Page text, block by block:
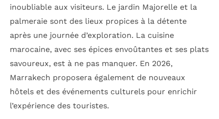
inoubliable aux visiteurs. Le jardin Majorelle et la
palmeraie sont des lieux propices à la détente
après une journée d’exploration. La cuisine
marocaine, avec ses épices envoûtantes et ses plats
savoureux, est à ne pas manquer. En 2026,
Marrakech proposera également de nouveaux
hôtels et des événements culturels pour enrichir
l’expérience des touristes.